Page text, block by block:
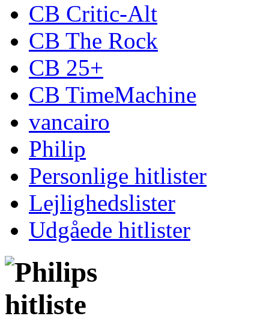
CB Critic-Alt
CB The Rock
CB 25+
CB TimeMachine
vancairo
Philip
Personlige hitlister
Lejlighedslister
Udgåede hitlister